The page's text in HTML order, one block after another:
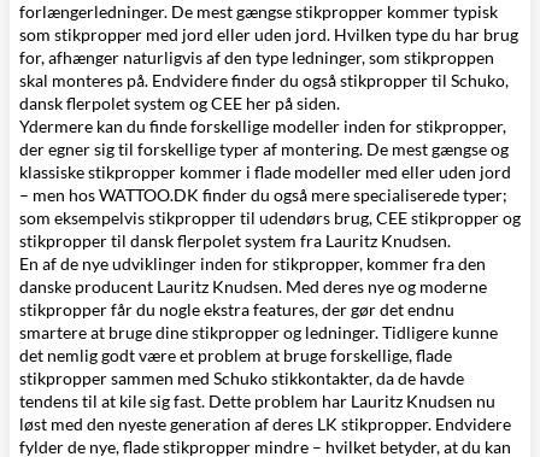
forlængerledninger. De mest gængse stikpropper kommer typisk
som stikpropper med jord eller uden jord. Hvilken type du har brug
for, afhænger naturligvis af den type ledninger, som stikproppen
skal monteres på. Endvidere finder du også stikpropper til Schuko,
dansk flerpolet system ogCEE her på siden.
Ydermere kan du finde forskellige modeller inden for stikpropper,
der egner sig til forskellige typer af montering. De mest gængse og
klassiske stikpropper kommer i flade modeller med eller uden jord
– men hos WATTOO.DK finder du også mere specialiserede typer;
som eksempelvis stikpropper til udendørs brug,CEE stikpropperog
stikpropper til dansk flerpolet system fra Lauritz Knudsen.
En af de nye udviklinger inden for stikpropper, kommer fra den
danske producent Lauritz Knudsen. Med deres nye og moderne
stikpropper får du nogle ekstra features, der gør det endnu
smartere at bruge dine stikpropper og ledninger. Tidligere kunne
det nemlig godt være et problem at bruge forskellige, flade
stikpropper sammen med Schuko stikkontakter, da de havde
tendens til at kile sig fast. Dette problem har Lauritz Knudsen nu
løst med den nyeste generation af deres LK stikpropper. Endvidere
fylder de nye, flade stikpropper mindre – hvilket betyder, at du kan